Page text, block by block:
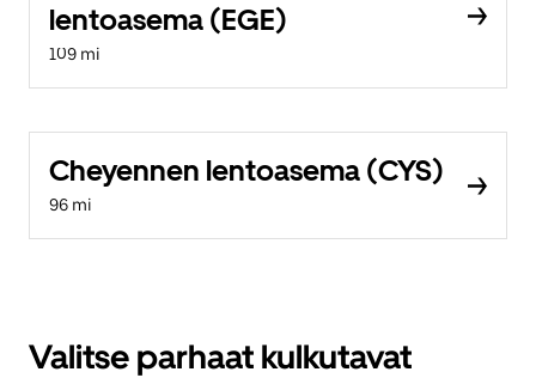
lentoasema (EGE)
109 mi
Cheyennen lentoasema (CYS)
96 mi
Valitse parhaat kulkutavat